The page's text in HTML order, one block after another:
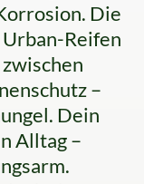
Die
Reifen
–
Dein
Alltag –